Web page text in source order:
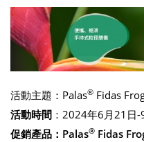
活動主題：Palas® Fidas
活動時間 ：2024年6月21日-
促銷產品：Palas® Fidas